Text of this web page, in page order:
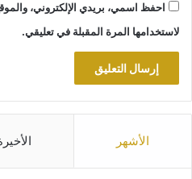
احفظ اسمي، بريدي الإلكتروني،
لاستخدامها المرة المقبلة في تعليقي.
الأشهر